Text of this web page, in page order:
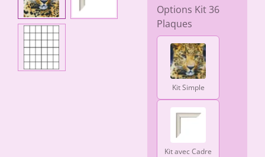
Options Kit 36
Plaques
Kit Simple
Kit avec Cadre